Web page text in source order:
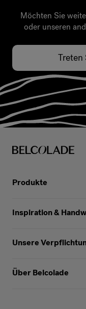
Möchten Sie
oder unseren
Treten
Produkte
Inspiration &
Unsere
Über Belcolade